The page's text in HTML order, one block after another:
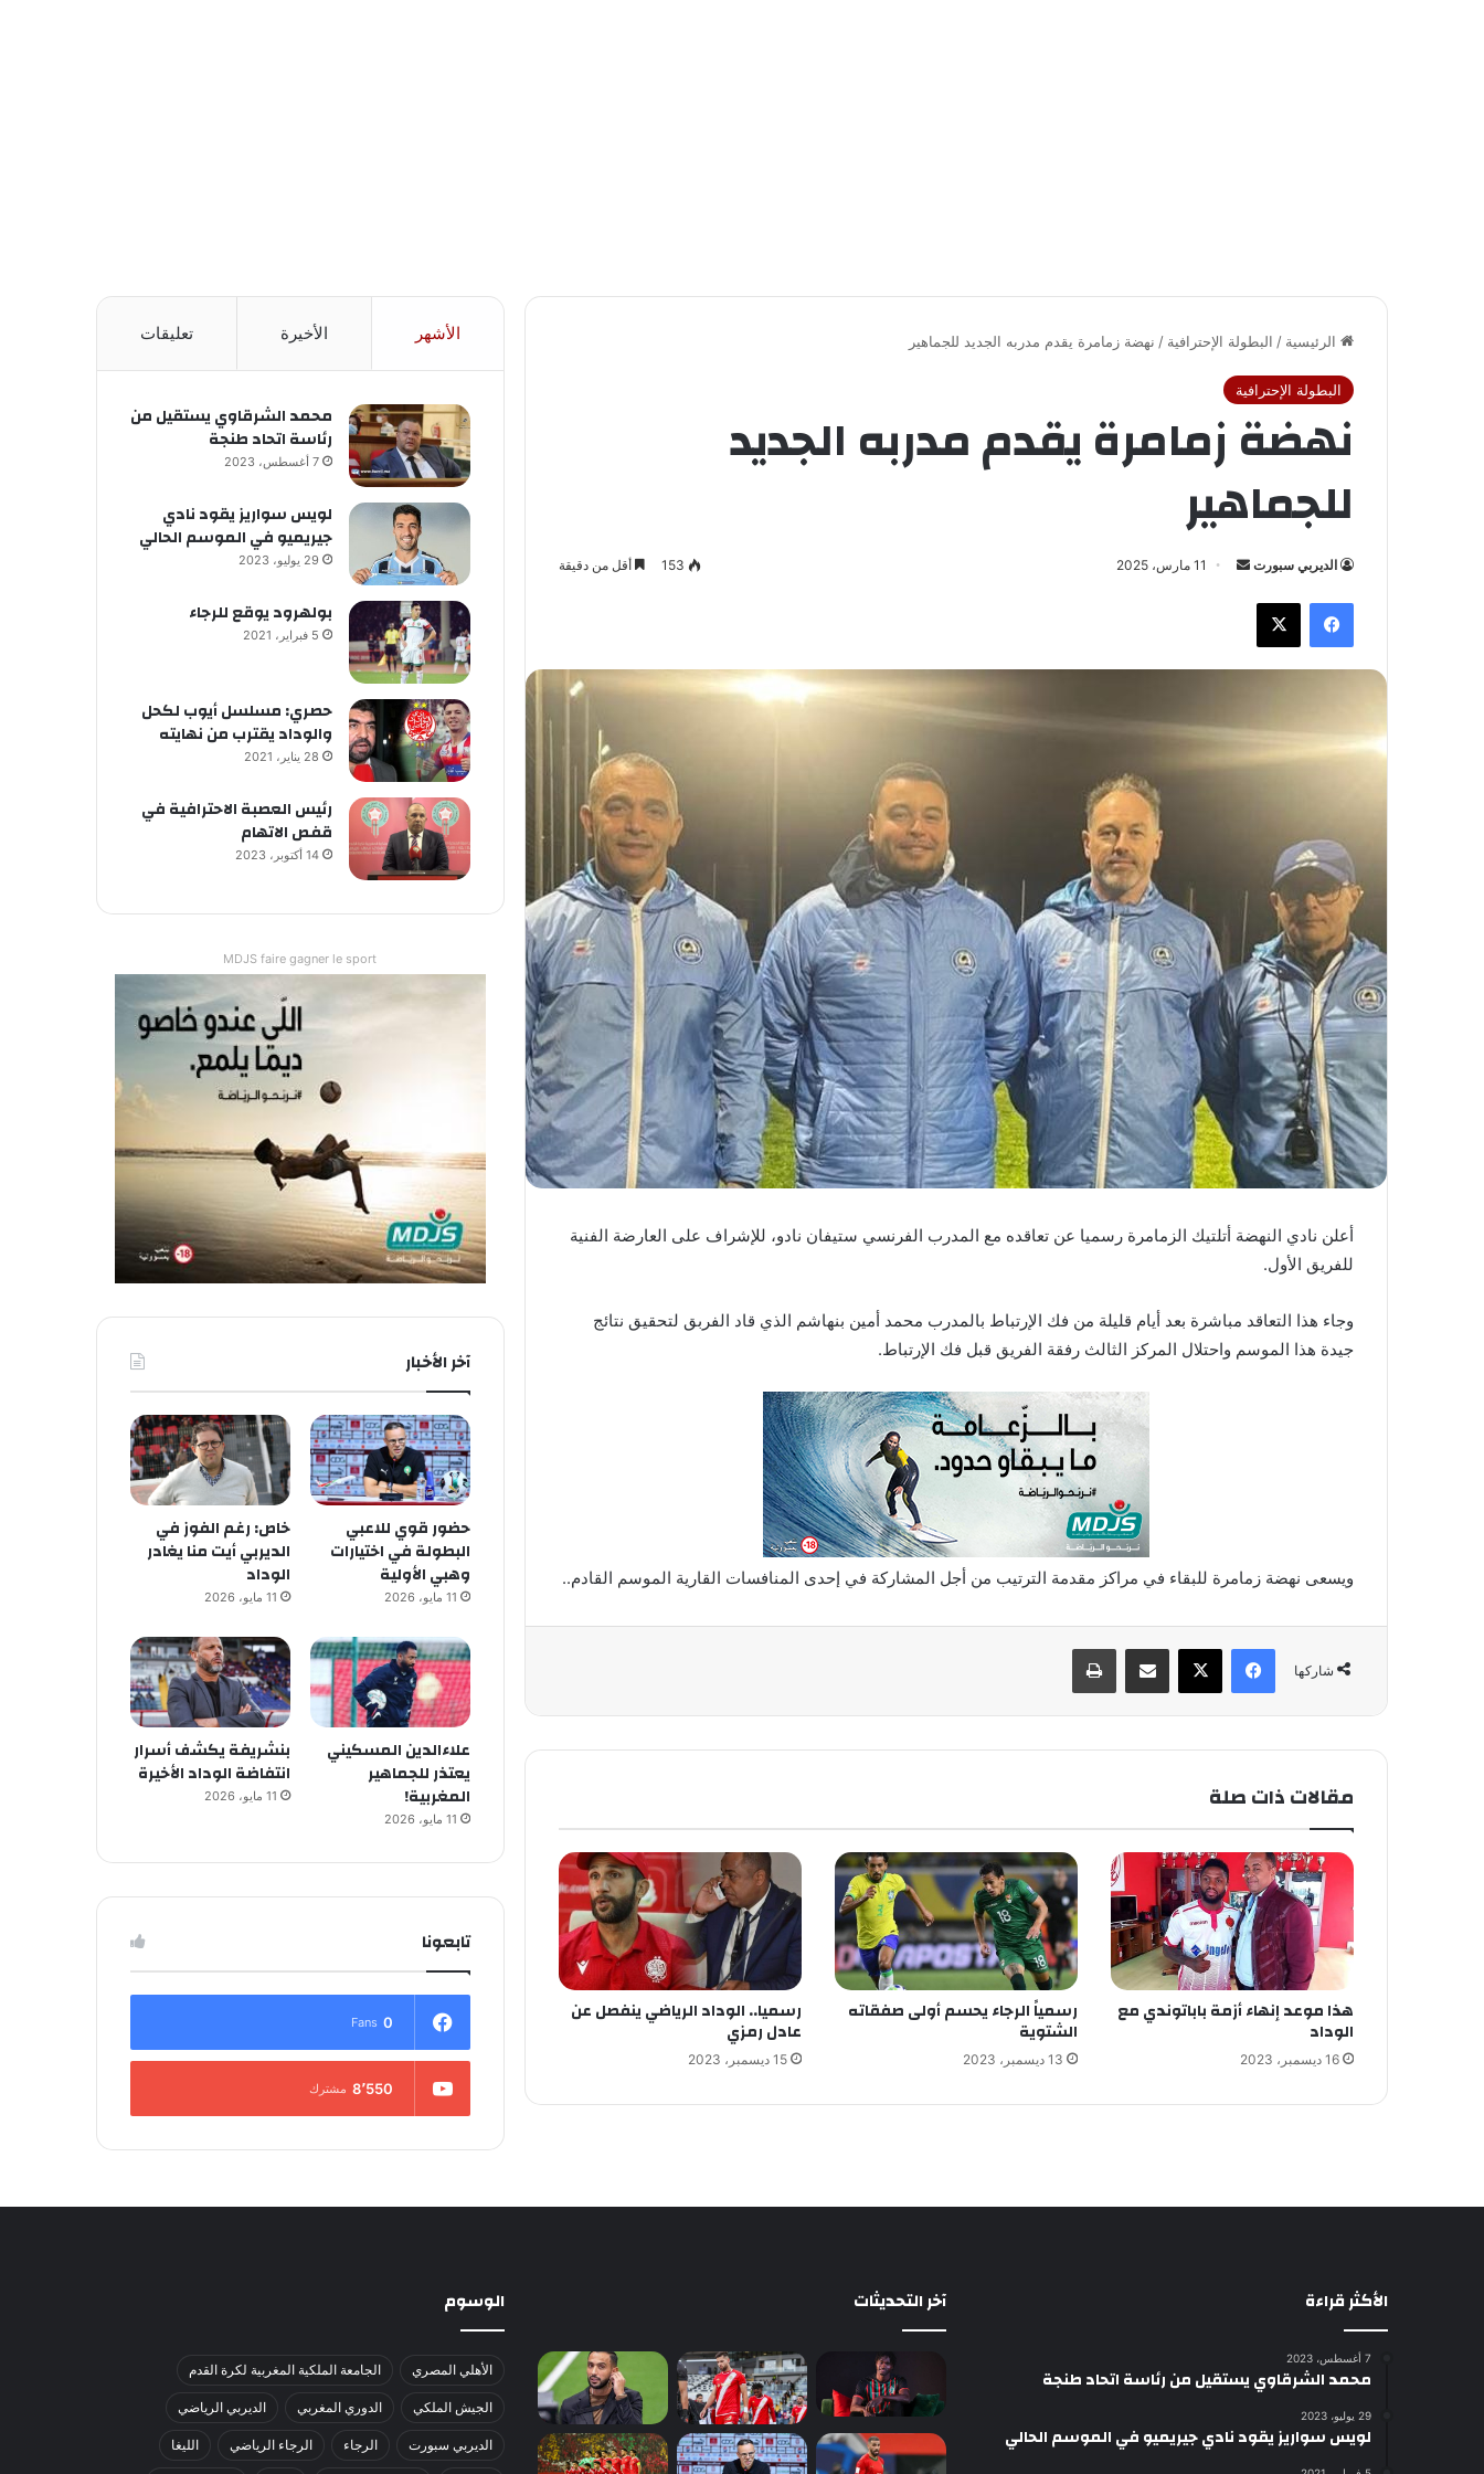
الرئيسية / البطولة الإحترافية / نهضة زمامرة يقدم مدربه الجديد للجماهير
البطولة الإحترافية
نهضة زمامرة يقدم مدربه الجديد
للجماهير
الديربي سبورت
ب
ن
ي
ا
11 مارس، 2025 153 أقل من دقيقة
فيسبوك
أعلن نادي النهضة أتلتيك الزمامرة رسميا عن تعاقده مع المدرب الفرنسي ستيفان نادو، للإشراف على العارضة الفنية
للفريق الأول.
وجاء هذا التعاقد مباشرة بعد أيام قليلة من فك الإرتباط بالمدرب محمد أمين بنهاشم الذي قاد الفربق لتحقيق نتائج
جيدة هذا الموسم واحتلال المركز الثالث رفقة الفريق قبل فك الإرتباط.
ويسعى نهضة زمامرة للبقاء في مراكز مقدمة الترتيب من أجل المشاركة في إحدى المنافسات القارية الموسم القادم..
شاركها
فيسبوك
مقالات ذات صلة
هذا موعد إنهاء أزمة باباتوندي مع
الوداد
16 ديسمبر، 2023
رسمياً الرجاء يحسم أولى صفقاته
الشتوية
13 ديسمبر، 2023
رسميا.. الوداد الرياضي ينفصل عن
عادل رمزي
15 ديسمبر، 2023
الأشهر الأخيرة تعليقات
محمد الشرقاوي يستقيل من
رئاسة اتحاد طنجة
7 أغسطس، 2023
لويس سواريز يقود نادي
جيريميو في الموسم الحالي
29 يوليو، 2023
بولهرود يوقع للرجاء
5 فبراير، 2021
حصري: مسلسل أيوب لكحل
والوداد يقترب من نهايته
28 يناير، 2021
رئيس العصبة الاحترافية في
قفص الاتهام
14 أكتوبر، 2023
MDJS faire gagner le sport
آخر الأخبار
حضور قوي للاعبي
البطولة في اختيارات
وهبي الأولية
11 مايو، 2026
خاص: رغم الفوز في
الديربي أيت منا يغادر
الوداد
11 مايو، 2026
علاءالدين المسكيني
يعتذر للجماهير
المغربية!
11 مايو، 2026
بنشريفة يكشف أسرار
انتفاضة الوداد الأخيرة
11 مايو، 2026
تابعونا
0
Fans
8٬550 مشترك
الأكثر قراءة
7 أغسطس، 2023
محمد الشرقاوي يستقيل من رئاسة اتحاد طنجة
29 يوليو، 2023
لويس سواريز يقود نادي جيريميو في الموسم الحالي
آخر التحديثات الوسوم
الأهلي المصري الجامعة الملكية المغربية لكرة القدم
الجيش الملكي الدوري المغربي الديربي الرياضي
الديربي سبورت الرجاء الرجاء الرياضي الليغا